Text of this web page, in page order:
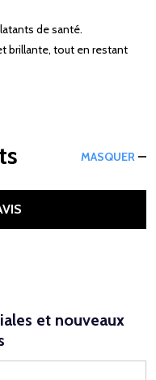
de santé.
brillante, tout en restant
MASQUER
et nouveaux